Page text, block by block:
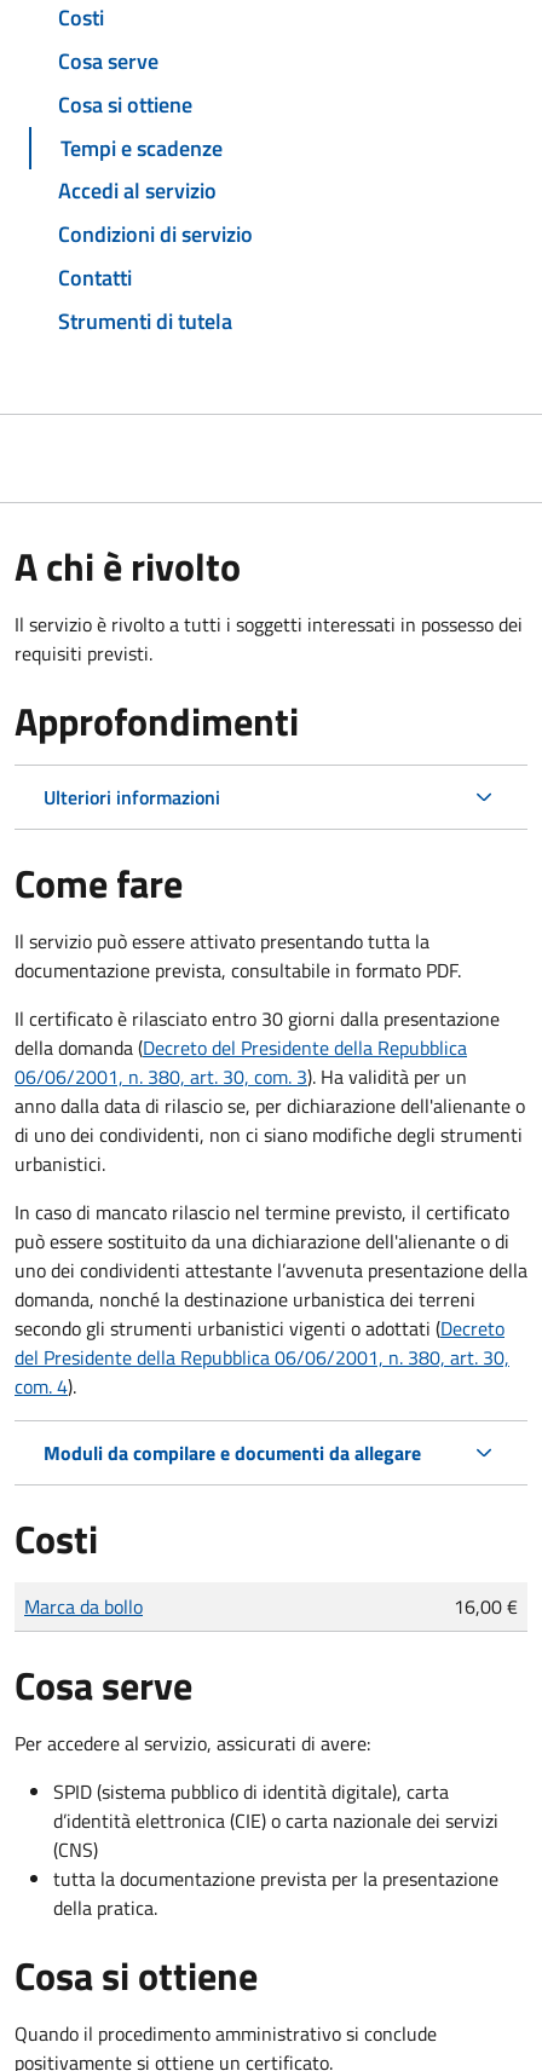
Costi
Cosa serve
Cosa si ottiene
Tempi e scadenze
Accedi al servizio
Condizioni di servizio
Contatti
Strumenti di tutela
A chi è rivolto
Il servizio è rivolto a tutti i soggetti interessati in possesso dei
requisiti previsti.
Approfondimenti
Ulteriori informazioni
Come fare
Il servizio può essere attivato presentando tutta la
documentazione prevista, consultabile in formato PDF.
Il certificato è rilasciato entro 30 giorni dalla presentazione
della domanda (Decreto del Presidente della Repubblica
06/06/2001, n. 380, art. 30, com. 3). Ha validità per un
anno dalla data di rilascio se, per dichiarazione dell'alienante o
di uno dei condividenti, non ci siano modifiche degli strumenti
urbanistici.
In caso di mancato rilascio nel termine previsto, il certificato
può essere sostituito da una dichiarazione dell'alienante o di
uno dei condividenti attestante l’avvenuta presentazione della
domanda, nonché la destinazione urbanistica dei terreni
secondo gli strumenti urbanistici vigenti o adottati (Decreto
del Presidente della Repubblica 06/06/2001, n. 380, art. 30,
com. 4).
Moduli da compilare e documenti da allegare
Costi
Tipo di pagamento
Importo
Marca da bollo 16,00 €
Cosa serve
Per accedere al servizio, assicurati di avere:
SPID (sistema pubblico di identità digitale), carta
d’identità elettronica (CIE) o carta nazionale dei servizi
(CNS)
tutta la documentazione prevista per la presentazione
della pratica.
Cosa si ottiene
Quando il procedimento amministrativo si conclude
positivamente si ottiene un certificato.